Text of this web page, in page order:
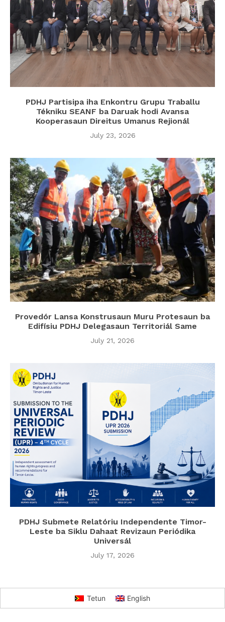
PDHJ Partisipa iha Enkontru Grupu Traballu
Tékniku SEANF ba Daruak hodi Avansa
Kooperasaun Direitus Umanus Rejionál
July 23, 2026
Provedór Lansa Konstrusaun Muru Protesaun ba
Edifísiu PDHJ Delegasaun Territoriál Same
July 21, 2026
PDHJ Submete Relatóriu Independente Timor-
Leste ba Siklu Dahaat Revizaun Periódika
Universál
July 17, 2026
Tetun English